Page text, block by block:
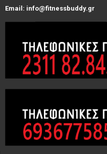
Email: info@fitnessbuddy.gr